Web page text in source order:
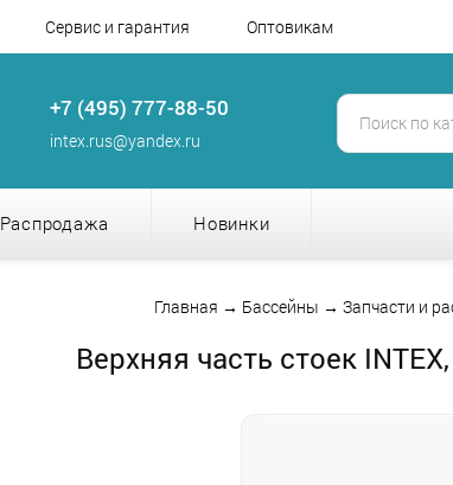
Сервис и гарантия Оптовикам
+7 (495) 777-88-50
intex.rus@yandex.ru
Распродажа Новинки
Главная → Бассейны → Запчасти и
Верхняя часть стоек